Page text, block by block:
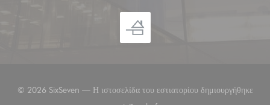
© 2026 SixSeven — Η ιστοσελίδα του εστιατορίου δημιουργήθηκε